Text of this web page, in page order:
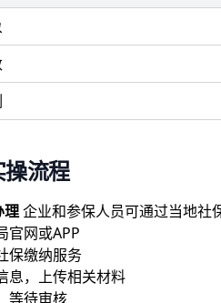
流程
理企业和参保人员可通过当地社
官网或APP
保缴纳服务
息，上传相关材料
等待审核